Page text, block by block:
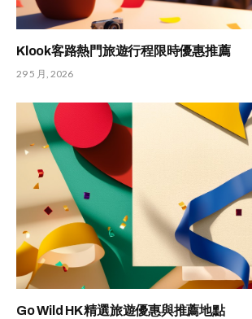
Klook客路熱門旅遊行程限時優惠推薦
29 5 月, 2026
Go Wild HK 精選旅遊優惠與推薦地點